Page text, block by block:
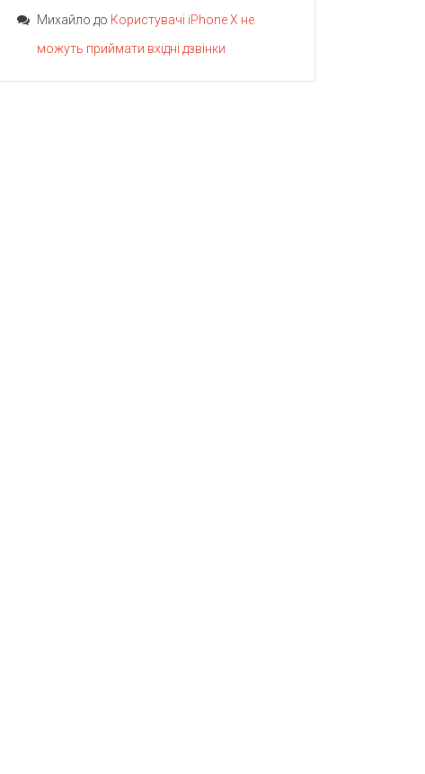
Михайло до Користувачі iPhone X не
можуть приймати вхідні дзвінки